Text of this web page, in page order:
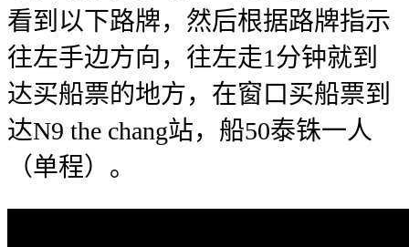
看到以下路牌，然后根据路牌指示
往左手边方向，往左走1分钟就到
达买船票的地方，在窗口买船票到
达N9 the chang站，船50泰铢一人
（单程）。